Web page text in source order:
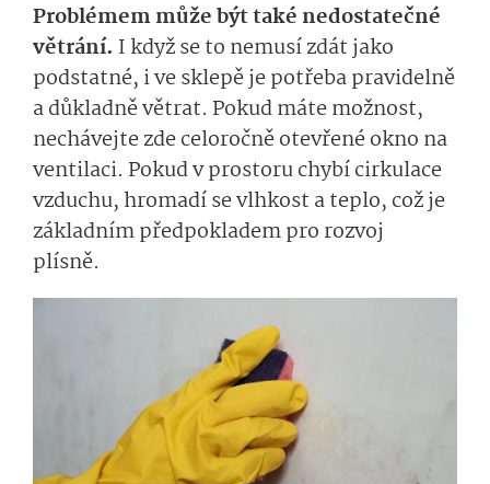
Problémem může být také nedostatečné
větrání. I když se to nemusí zdát jako
podstatné, i ve sklepě je potřeba pravidelně
a důkladně větrat. Pokud máte možnost,
nechávejte zde celoročně otevřené okno na
ventilaci. Pokud v prostoru chybí cirkulace
vzduchu, hromadí se vlhkost a teplo, což je
základním předpokladem pro rozvoj
plísně.